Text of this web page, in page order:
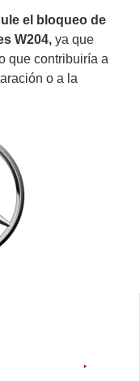
el bloqueo de
W204, ya que
que contribuiría a
o a la